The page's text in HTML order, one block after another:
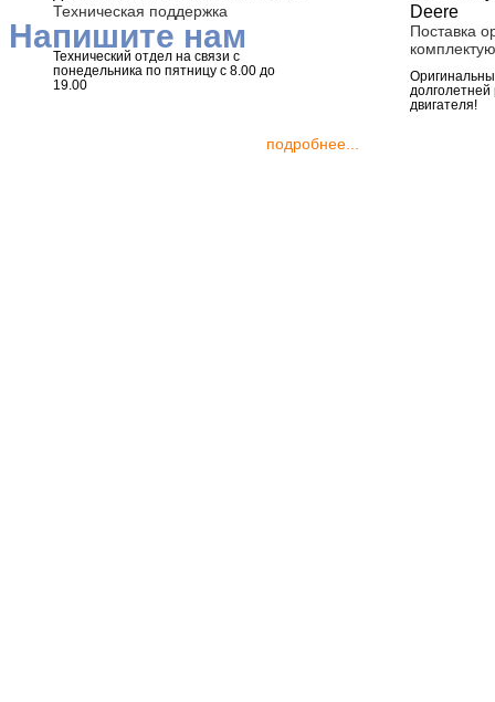
Техническая поддержка
Технический отдел на связи с
понедельника по пятницу с 8.00 до
19.00
подробнее...
Поставка
двигателя!
Напишите нам